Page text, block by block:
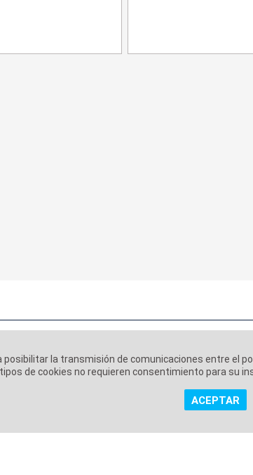
la transmisión de comunicaciones entre el
de cookies no requieren consentimiento para su
ACEPTAR